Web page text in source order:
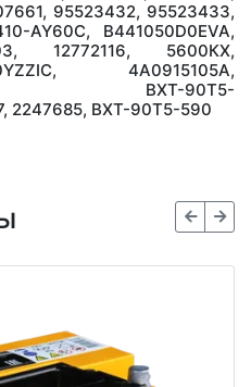
95523432, 95523433,
AY60C, B441050D0EVA,
12772116, 5600КХ,
4A0915105A,
BXT-90T5-
2247685, BXT-90T5-590